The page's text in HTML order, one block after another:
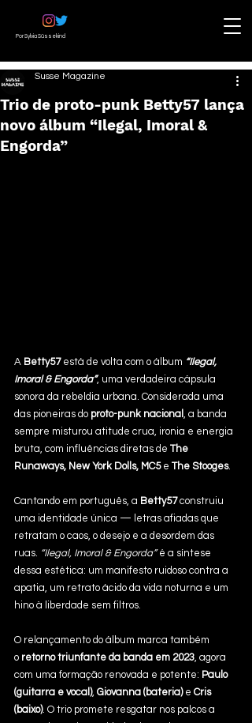
Por Sylvia Süssekind
Trio de proto-punk Betty57 lança
novo álbum “Ilegal, Imoral &
Engorda”
Susse Magazine
A Betty57 está de volta com o álbum “Ilegal,
Imoral & Engorda”, uma verdadeira cápsula
sonora da rebeldia urbana. Considerada uma
das pioneiras do proto-punk nacional , a banda
sempre misturou atitude crua, ironia e energia
bruta, com influências diretas de The
Runaways, New York Dolls, MC5 e The Stooges.
Cantando em português, a Betty57 construiu
uma identidade única — letras afiadas que
retratam o caos, o desejo e a desordem das
ruas. “Ilegal, Imoral & Engorda” é a síntese
dessa estética: um manifesto ruidoso contra a
apatia, um retrato ácido da vida noturna e um
hino à liberdade sem filtros.
O relançamento do álbum marca também
o retorno triunfante da banda em 2023, agora
com uma formação renovada e potente: Paulo
(guitarra e vocal), Giovanna (bateria) e Cris
(baixo). O trio promete resgatar nos palcos a